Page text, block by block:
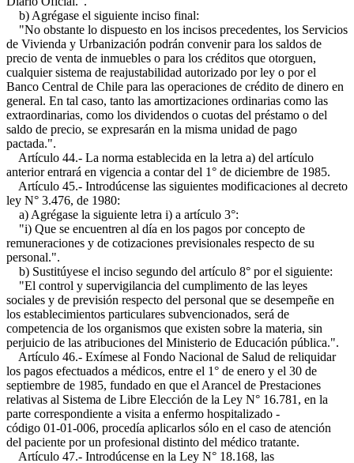
b) Agrégase el siguiente inciso final:
"No obstante lo dispuesto en los incisos precedentes, los Servicios
de Vivienda y Urbanización podrán convenir para los saldos de
precio de venta de inmuebles o para los créditos que otorguen,
cualquier sistema de reajustabilidad autorizado por ley o por el
Banco Central de Chile para las operaciones de crédito de dinero en
general. En tal caso, tanto las amortizaciones ordinarias como las
extraordinarias, como los dividendos o cuotas del préstamo o del
saldo de precio, se expresarán en la misma unidad de pago
pactada.".
Artículo 44.- La norma establecida en la letra a) del artículo
anterior entrará en vigencia a contar del 1° de diciembre de 1985.
Artículo 45.- Introdúcense las siguientes modificaciones al decreto
ley N° 3.476, de 1980:
a) Agrégase la siguiente letra i) a artículo 3°:
"i) Que se encuentren al día en los pagos por concepto de
remuneraciones y de cotizaciones previsionales respecto de su
personal.".
b) Sustitúyese el inciso segundo del artículo 8° por el siguiente:
"El control y supervigilancia del cumplimento de las leyes
sociales y de previsión respecto del personal que se desempeñe en
los establecimientos particulares subvencionados, será de
competencia de los organismos que existen sobre la materia, sin
perjuicio de las atribuciones del Ministerio de Educación pública.".
Artículo 46.- Exímese al Fondo Nacional de Salud de reliquidar
los pagos efectuados a médicos, entre el 1° de enero y el 30 de
septiembre de 1985, fundado en que el Arancel de Prestaciones
relativas al Sistema de Libre Elección de la Ley N° 16.781, en la
parte correspondiente a visita a enfermo hospitalizado -
código 01-01-006, procedía aplicarlos sólo en el caso de atención
del paciente por un profesional distinto del médico tratante.
Artículo 47.- Introdúcense en la Ley N° 18.168, las